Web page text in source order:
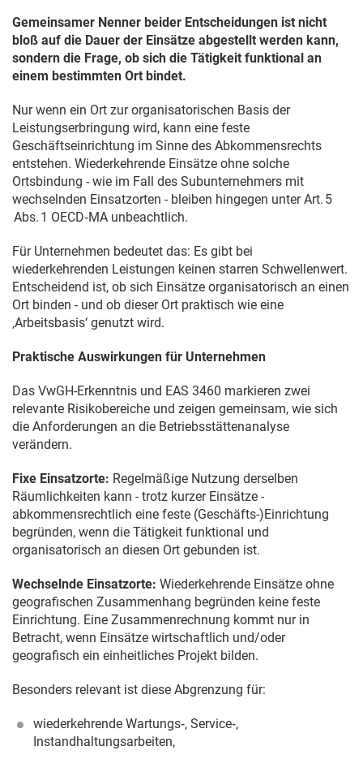
Gemeinsamer Nenner beider Entscheidungen ist nicht
bloß auf die Dauer der Einsätze abgestellt werden kann,
sondern die Frage, ob sich die Tätigkeit funktional an
einem bestimmten Ort bindet.
Nur wenn ein Ort zur organisatorischen Basis der
Leistungserbringung wird, kann eine feste
Geschäftseinrichtung im Sinne des Abkommensrechts
entstehen. Wiederkehrende Einsätze ohne solche
Ortsbindung - wie im Fall des Subunternehmers mit
wechselnden Einsatzorten - bleiben hingegen unter Art. 5
Abs. 1 OECD‑MA unbeachtlich.
Für Unternehmen bedeutet das: Es gibt bei
wiederkehrenden Leistungen keinen starren Schwellenwert.
Entscheidend ist, ob sich Einsätze organisatorisch an einen
Ort binden - und ob dieser Ort praktisch wie eine
‚Arbeitsbasis‘ genutzt wird.
Praktische Auswirkungen für Unternehmen
Das VwGH-Erkenntnis und EAS 3460 markieren zwei
relevante Risikobereiche und zeigen gemeinsam, wie sich
die Anforderungen an die Betriebsstättenanalyse
verändern.
Fixe Einsatzorte: Regelmäßige Nutzung derselben
Räumlichkeiten kann - trotz kurzer Einsätze -
abkommensrechtlich eine feste (Geschäfts-)Einrichtung
begründen, wenn die Tätigkeit funktional und
organisatorisch an diesen Ort gebunden ist.
Wechselnde Einsatzorte: Wiederkehrende Einsätze ohne
geografischen Zusammenhang begründen keine feste
Einrichtung. Eine Zusammenrechnung kommt nur in
Betracht, wenn Einsätze wirtschaftlich und/oder
geografisch ein einheitliches Projekt bilden.
Besonders relevant ist diese Abgrenzung für:
wiederkehrende Wartungs‑, Service‑,
Instandhaltungsarbeiten,